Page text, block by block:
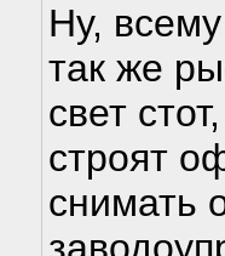
Ну,
так же
свет
строят
снимать